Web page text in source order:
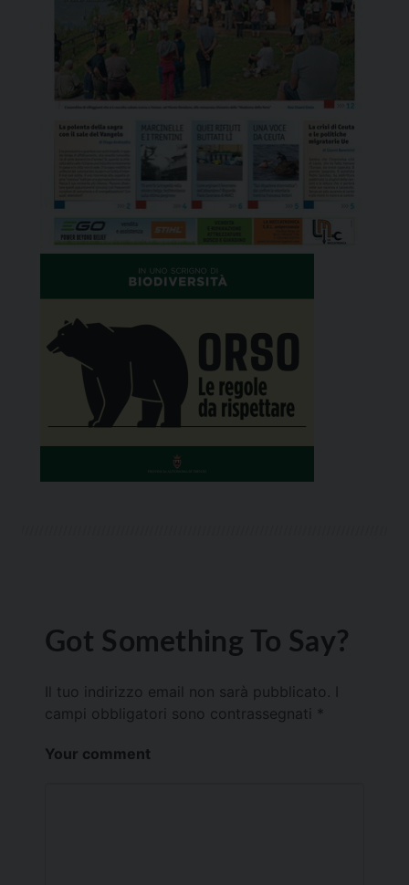
Got Something To Say?
Il tuo indirizzo email non sarà pubblicato.
campi obbligatori sono contrassegnati *
Your comment